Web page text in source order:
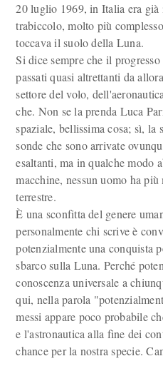
20 luglio 1969, in Italia era
trabiccolo, molto più
toccava il suolo della Luna.
Si dice sempre che il
passati quasi altrettanti da
settore del volo,
che. Non se la prenda Luca
spaziale, bellissima cosa; sì, la
sonde che sono arrivate
esaltanti, ma in qualche modo
macchine, nessun uomo ha
terrestre.
È una sconfitta del genere
personalmente chi scrive è
potenzialmente una conquista
sbarco sulla Luna. Perché
conoscenza universale a
qui, nella parola
messi appare poco probabile
e l'astronautica alla fine dei
chance per la nostra specie.